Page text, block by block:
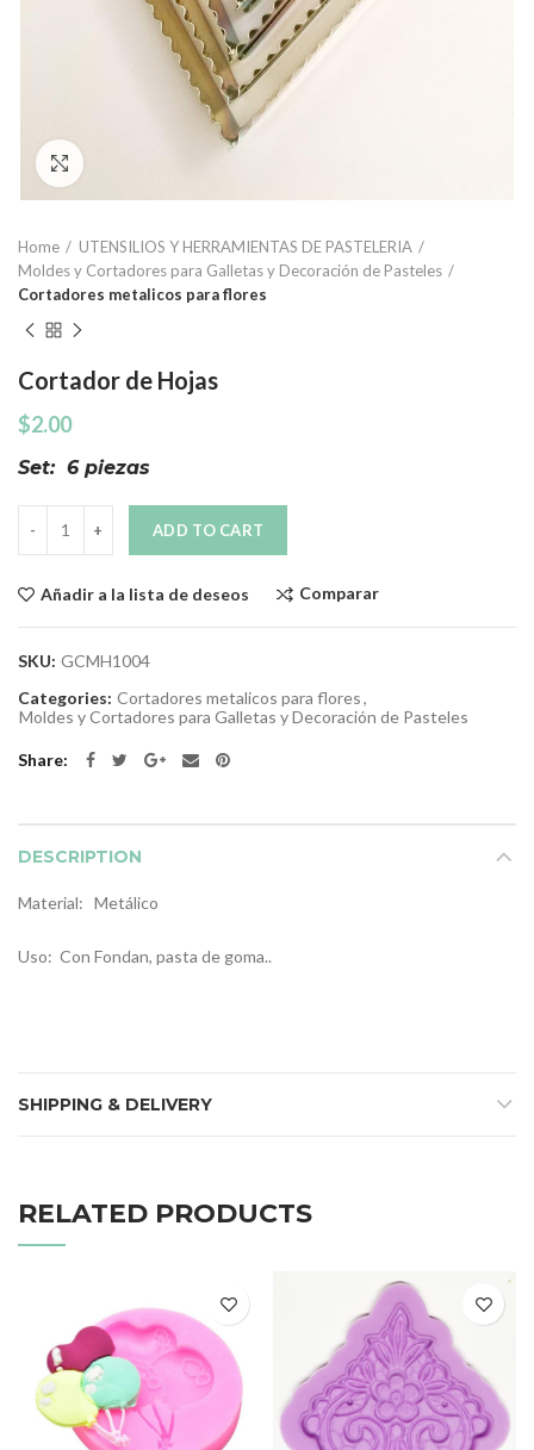
Home
UTENSILIOS Y HERRAMIENTAS DE PASTELERIA
Moldes y Cortadores para Galletas y Decoración de Pasteles
Cortadores metalicos para flores
Cortador de Hojas
$2.00
Set: 6 piezas
ADD TO CART
Añadir a la lista de deseos Comparar
SKU: GCMH1004
Categories: Cortadores metalicos para flores,
Moldes y Cortadores para Galletas y Decoración de Pasteles
Share
DESCRIPTION
Material: Metálico
Uso: Con Fondan, pasta de goma..
SHIPPING & DELIVERY
RELATED PRODUCTS